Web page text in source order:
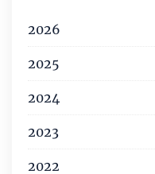
2026
2025
2024
2023
2022